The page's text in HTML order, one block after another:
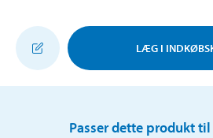
LÆG I
Passer dette produkt